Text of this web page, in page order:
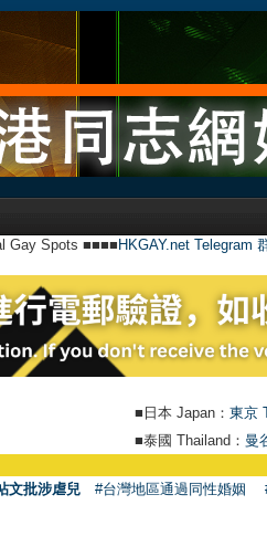
Gay Spots ■■■■ HKGAY.net Telegram
■日本 Japan： 東京
■泰國 Thailand： 曼
文批涉虐兒 #台灣地區通過同性婚姻